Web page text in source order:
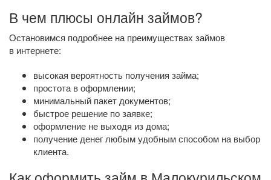
В чем плюсы онлайн займов?
Остановимся подробнее на преимуществах займов
в интернете:
высокая вероятность получения займа;
простота в оформлении;
минимальный пакет документов;
быстрое решение по заявке;
оформление не выходя из дома;
получение денег любым удобным способом на выбор
клиента.